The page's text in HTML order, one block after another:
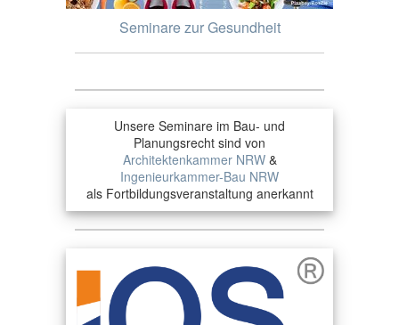
Seminare zur Gesundheit
Unsere Seminare im Bau- und
Planungsrecht sind von
Architektenkammer NRW&
Ingenieurkammer-Bau NRW
als Fortbildungsveranstaltung anerkannt